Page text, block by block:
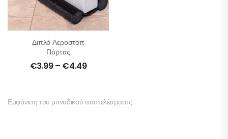
Διπλό Αεροστόπ
Πόρτας
€3.99– €4.49
Εμφάνιση του μοναδικού αποτελέσματος